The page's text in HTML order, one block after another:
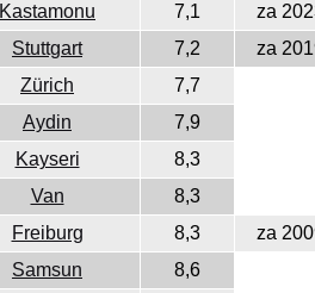
Kastamonu 7,1
za
Stuttgart 7,2
za
Zürich
7,7
Aydin
7,9
Kayseri
8,3
Van
8,3
Freiburg 8,3
za
Samsun
8,6